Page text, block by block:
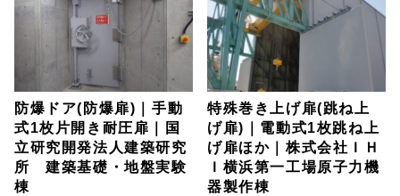
防爆ドア(防爆扉)｜手動
式1枚片開き耐圧扉｜国
立研究開発法人建築研究
所 建築基礎・地盤実験
棟
特殊巻き上げ扉(跳ね上
げ扉)｜電動式1枚跳ね上
げ扉ほか｜株式会社ＩＨ
Ｉ横浜第一工場原子力機
器製作棟